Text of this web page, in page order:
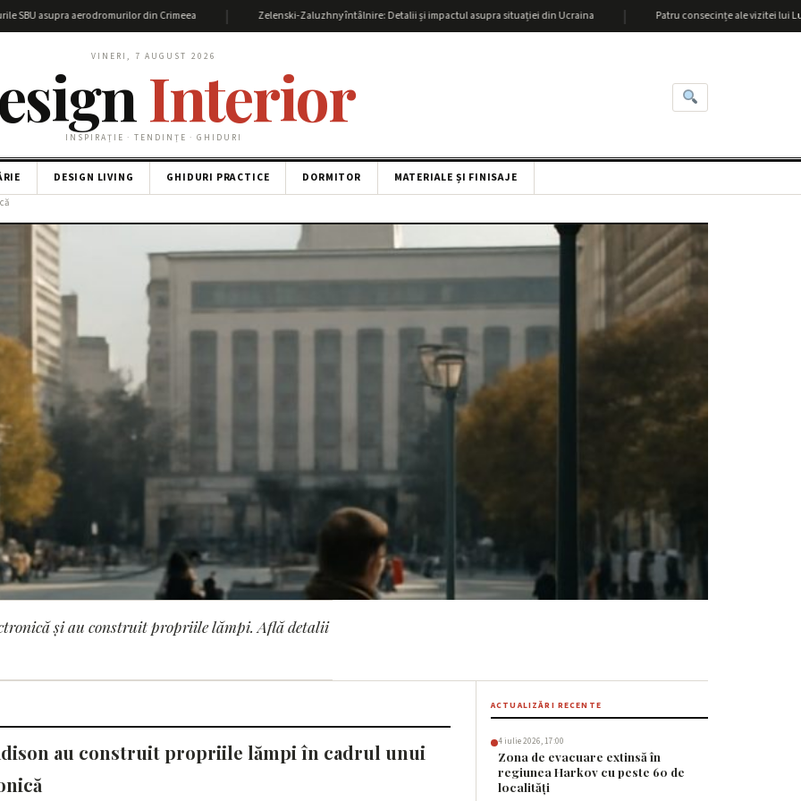
aerodromurilor din Crimeea | Zelenski-Zaluzhny întâlnire: Detalii și impactul asupra situației din Ucraina | Patru consecințe ale vizitei lui Lukașenka la
VINERI, 7 AUGUST 2026
Interior
INSPIRAȚIE · TENDINȚE · GHIDURI
DESIGN LIVING GHIDURI PRACTICE DORMITOR MATERIALE ȘI FINISAJE
au construit propriile lămpi în
și au construit propriile lămpi. Află detalii
au construit propriile lămpi în cadrul unui
ACTUALIZĂRI RECENTE
4 iulie 2026, 17:00
Zona de evacuare extinsă în
regiunea Harkov cu peste 60 de
localități